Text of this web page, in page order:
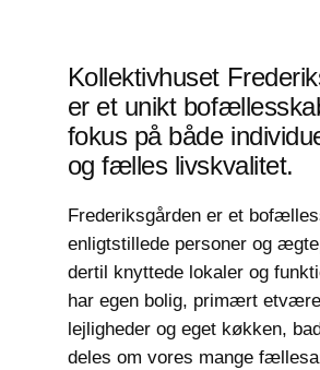
Kollektivhuset
er et unikt
fokus på både
og fælles livskvalitet.
Frederiksgården er et
enligtstillede personer og
dertil knyttede lokaler og
har egen bolig, primært
lejligheder og eget køkken,
deles om vores mange